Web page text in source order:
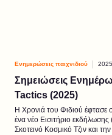
Ενημερώσεις παιχνιδιού
Σημειώσεις
Tactics (2025)
H Χρονιά του Φιδιού έφτασε
ένα νέο Εισιτήριο εκδήλωσης
Σκοτεινό Κοσμικό Τζιν και